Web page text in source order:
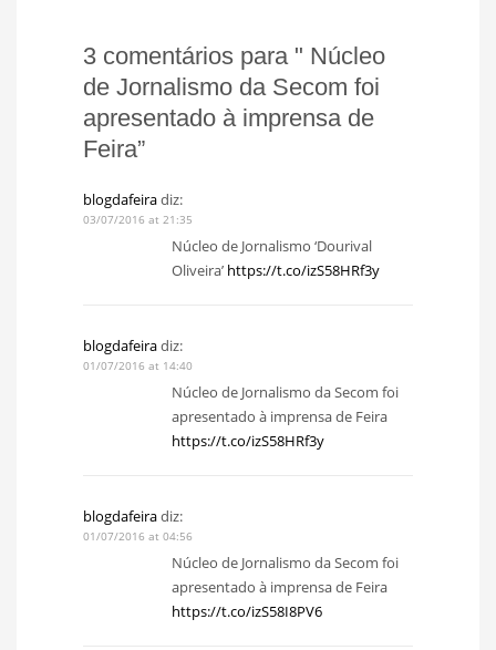
3 comentários para " Núcleo
de Jornalismo da Secom foi
apresentado à imprensa de
Feira”
blogdafeiradiz:
03/07/2016 at 21:35
Núcleo de Jornalismo ‘Dourival
Oliveira’ https://t.co/izS58HRf3y
blogdafeiradiz:
01/07/2016 at 14:40
Núcleo de Jornalismo da Secom foi
apresentado à imprensa de Feira
https://t.co/izS58HRf3y
blogdafeiradiz:
01/07/2016 at 04:56
Núcleo de Jornalismo da Secom foi
apresentado à imprensa de Feira
https://t.co/izS58I8PV6